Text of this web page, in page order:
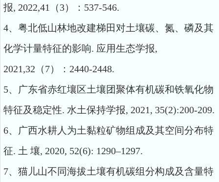
报, 2022,41 （3）： 537-546.
4、粤北低山林地改建梯田对土壤碳、氮、磷及其
化学计量特征的影响. 应用生态学报,
2021,32 （7）： 2440-2448.
5、广东省赤红壤区土壤团聚体有机碳和铁氧化物
特征及稳定性. 水土保持学报, 2021, 35(2):200-209.
6、广西水耕人为土黏粒矿物组成及其空间分布特
征. 土 壤, 2020, 52(6): 1290–1297.
7、 猫儿山不同海拔土壤有机碳组分构成及含量特